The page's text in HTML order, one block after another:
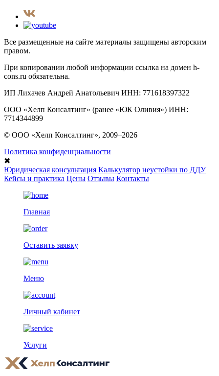
Все размещенные на сайте материалы защищены авторским
правом.
При копировании любой информации ссылка на домен h-
cons.ru обязательна.
ИП Лихачев Андрей Анатольевич ИНН: 771618397322
ООО «Хелп Консалтинг» (ранее «ЮК Оливия») ИНН:
7714344899
© ООО «Хелп Консалтинг», 2009–2026
Политика конфиденциальности
✖
Юридическая консультация Калькулятор неустойки по ДДУ
Кейсы и практика Цены Отзывы Контакты
Главная
Оставить заявку
Меню
Личный кабинет
Услуги